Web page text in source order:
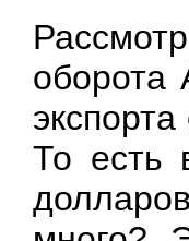
оборота
То есть